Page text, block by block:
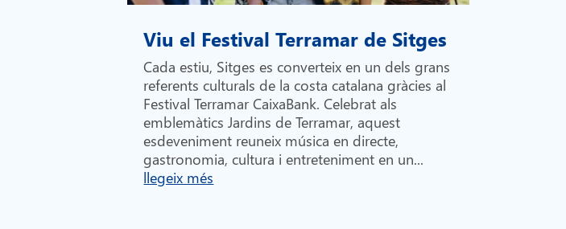
Viu el Festival Terramar de Sitges
Cada estiu, Sitges es converteix en un dels grans
referents culturals de la costa catalana gràcies al
Festival Terramar CaixaBank. Celebrat als
emblemàtics Jardins de Terramar, aquest
esdeveniment reuneix música en directe,
gastronomia, cultura i entreteniment en un...
llegeix més